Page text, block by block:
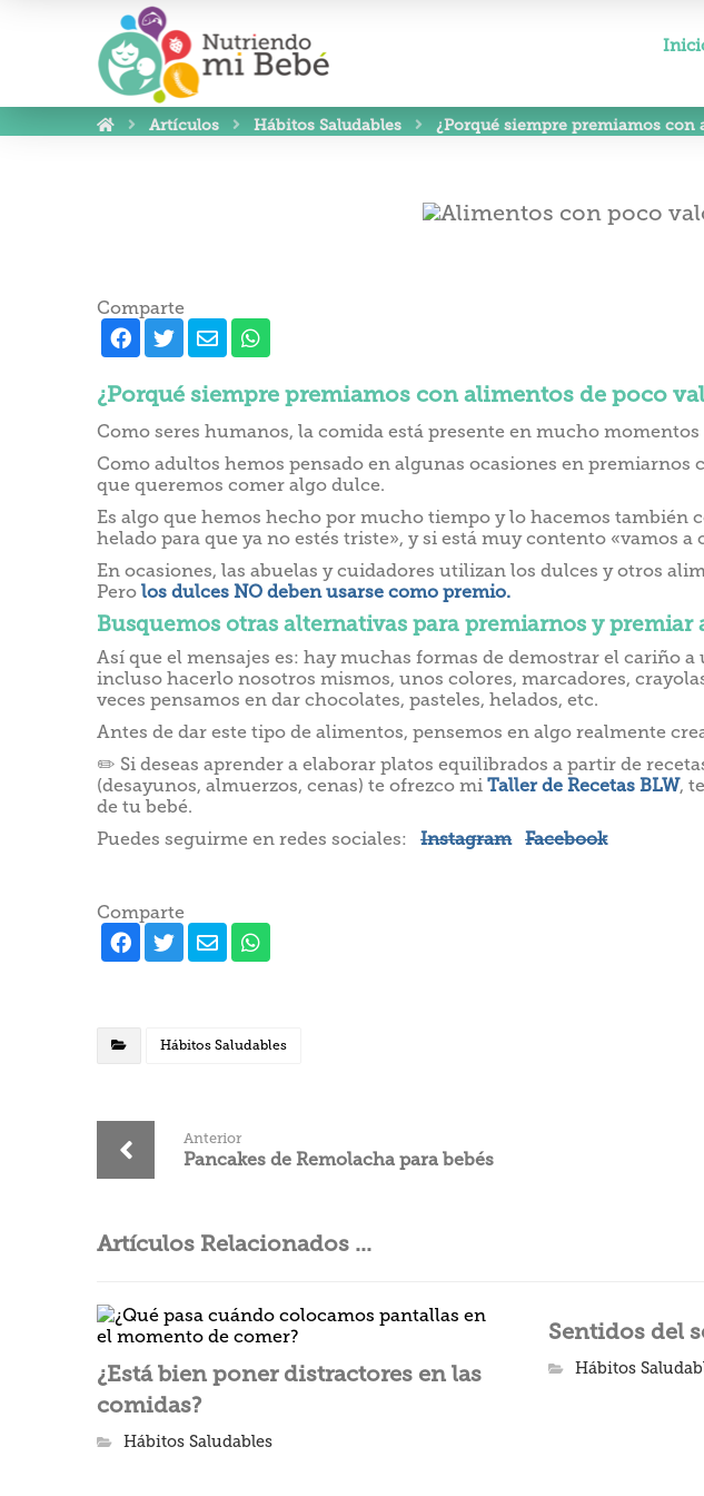
Artículos Hábitos Saludables ¿Porqué siempre premiamos
Comparte
¿Porqué siempre premiamos con alimentos de poco
Como seres humanos, la comida está presente en mucho
Como adultos hemos pensado en algunas ocasiones en
que queremos comer algo dulce.
Es algo que hemos hecho por mucho tiempo y lo hacemos
helado para que ya no estés triste», y si está muy contento «vamos
En ocasiones, las abuelas y cuidadores utilizan los dulces y otros
Pero los dulces NO deben usarse como premio.
Busquemos otras alternativas para premiarnos y
Así que el mensajes es: hay muchas formas de demostrar el cariño
incluso hacerlo nosotros mismos, unos colores, marcadores,
veces pensamos en dar chocolates, pasteles, helados, etc.
Antes de dar este tipo de alimentos, pensemos en algo realmente
✏️ Si deseas aprender a elaborar platos equilibrados a partir de
(desayunos, almuerzos, cenas) te ofrezco mi Taller de Recetas BLW,
de tu bebé.
Puedes seguirme en redes sociales: Instagram Facebook
Comparte
Hábitos Saludables
Anterior
Pancakes de Remolacha para bebés
Artículos Relacionados ...
¿Está bien poner distractores en las
comidas?
Hábitos Saludables
Sentidos del
Hábitos